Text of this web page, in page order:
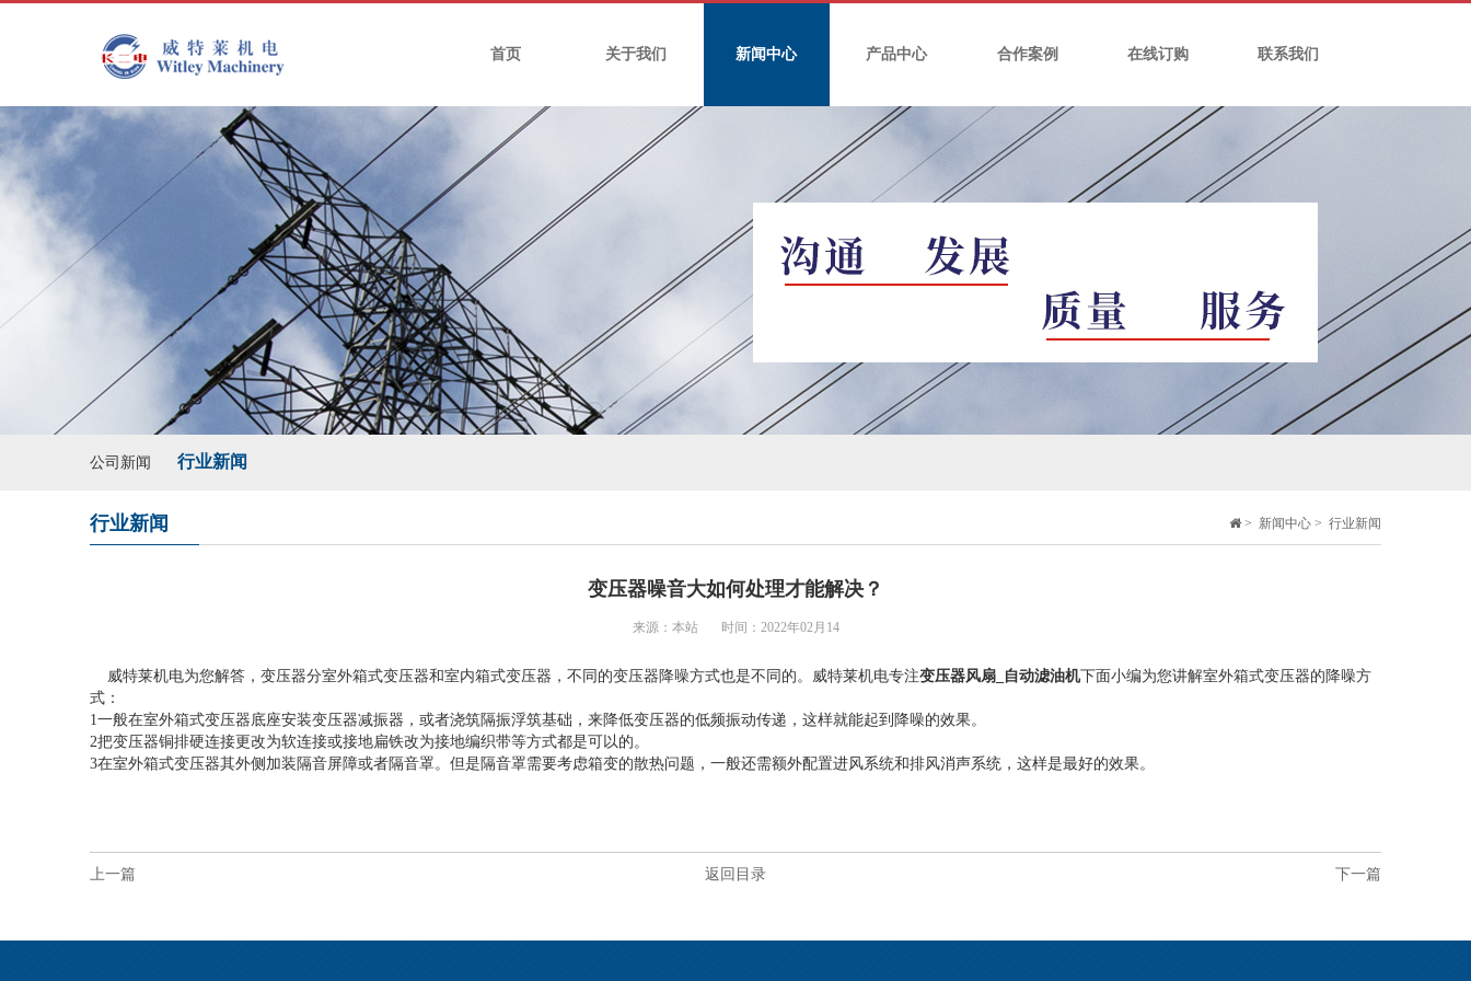
首页 关于我们 新闻中心 产品中心 合作案例 在线订购 联系我们
公司新闻 行业新闻
行业新闻 > 新闻中心 > 行业新闻
变压器噪音大如何处理才能解决？
来源：本站 时间：2022年02月14
威特莱机电为您解答，变压器分室外箱式变压器和室内箱式变压器，不同的变压器降噪方式也是不同的。威特莱机电专注变压器风扇_自动滤油机下面小编为您讲解室外箱式变压器的降噪方
式：
1一般在室外箱式变压器底座安装变压器减振器，或者浇筑隔振浮筑基础，来降低变压器的低频振动传递，这样就能起到降噪的效果。
2把变压器铜排硬连接更改为软连接或接地扁铁改为接地编织带等方式都是可以的。
3在室外箱式变压器其外侧加装隔音屏障或者隔音罩。但是隔音罩需要考虑箱变的散热问题，一般还需额外配置进风系统和排风消声系统，这样是最好的效果。
上一篇 返回目录 下一篇